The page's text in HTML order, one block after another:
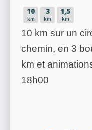
10
km
3
km
1,5
km
10 km sur un
chemin, en 3
km et
18h00